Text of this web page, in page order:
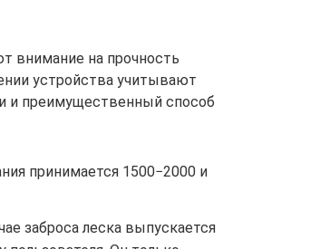
внимание на прочность
устройства учитывают
и преимущественный способ
принимается 1500−2000 и
заброса леска выпускается